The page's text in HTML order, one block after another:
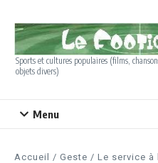
Sports et cultures populaires (films,
objets divers)
Menu
Accueil / Geste / Le service à